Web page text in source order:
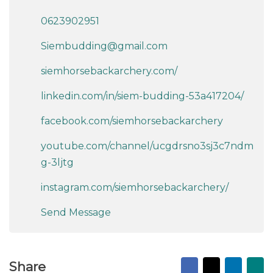
Groundwork, Instruction, Other instructions,
Gersteland 9
Utrecht
Netherlands
0623902951
Siembudding@gmail.com
siemhorsebackarchery.com/
linkedin.com/in/siem-budding-53a417204/
youtube.com/channel/ucgdrsno3sj3c7ndm